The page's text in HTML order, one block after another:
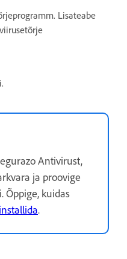
Lisateabe
Antivirust,
ja proovige
Õppige, kuidas
.